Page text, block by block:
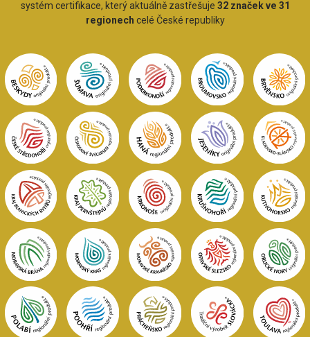
systém certifikace, který aktuálně zastřešuje 32 značek ve 31
regionech celé České republiky